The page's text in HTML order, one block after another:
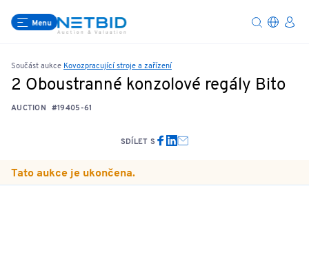
Menu
Součást aukce Kovozpracující stroje a zařízení
2 Oboustranné konzolové regály Bito
AUCTION #19405-61
SDÍLET S
Tato aukce je ukončena.